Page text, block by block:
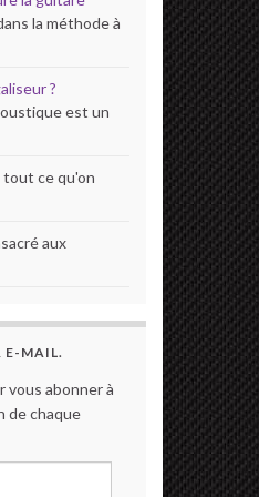
la méthode à
?
est un
tout ce qu'on
aux
E-MAIL.
vous abonner à
de chaque